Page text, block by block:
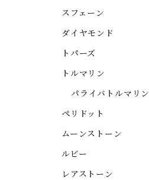
スフェーン
ダイヤモンド
トパーズ
トルマリン
パライバトルマリン
ペリドット
ムーンストーン
ルビー
レアストーン